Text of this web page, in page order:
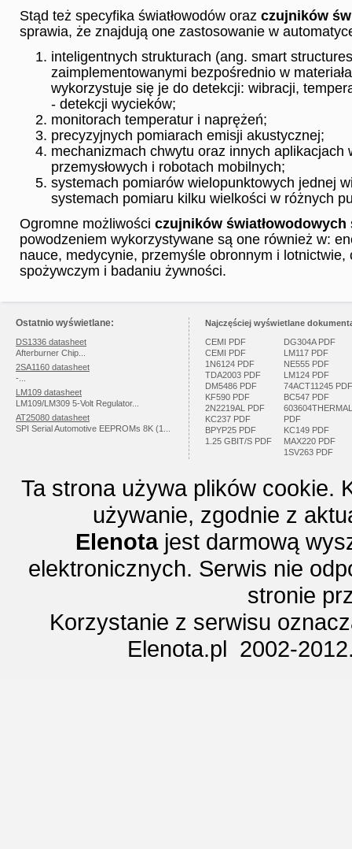
Stąd też specyfika światłowodów oraz czujników
sprawia, że znajdują one zastosowanie w
inteligentnych strukturach (ang. smart
zaimplementowanymi bezpośrednio w
wykorzystuje się je do detekcji: wibracji,
- detekcji wycieków;
monitorach temperatur i naprężeń;
precyzyjnych pomiarach emisji akustycznej;
mechanizmach chwytu oraz innych aplikacjach
przemysłowych i robotach mobilnych;
systemach pomiarów wielopunktowych jednej
systemach pomiaru kilku wielkości w różnych
Ogromne możliwości czujników światłowodowych
powodzeniem wykorzystywane są one również w:
nauce, medycynie, przemyśle obronnym i lotnictwie,
spożywczym i badaniu żywności.
Ostatnio wyświetlane:
DS1336 datasheet
Afterburner Chip...
2SA1160 datasheet
-...
LM109 datasheet
LM109/LM309 5-Volt Regulator...
AT25080 datasheet
SPI Serial Automotive EEPROMs 8K (1...
Najczęściej wyświetlane
CEMI PDF
CEMI PDF
1N6124 PDF
TDA2003 PDF
DM5486 PDF
KF590 PDF
2N2219AL PDF
KC237 PDF
BPYP25 PDF
1.25 GBIT/S PDF
DG304A PDF
LM117 PDF
NE555 PDF
LM124 PDF
74ACT11245 PDF
BC547 PDF
603604THERMAL
PDF
KC149 PDF
MAX220 PDF
1SV263 PDF
Ta strona używa plików cookie.
używanie, zgodnie z
Elenotajest darmową
elektronicznych. Serwis nie
stronie
Korzystanie z serwisu
Elenota.pl 2002-